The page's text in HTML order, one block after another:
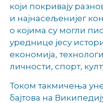
који покривају
и најнасељенијег
о којима су могли
уреднице јесу
економија,
личности, спорт,
Током такмичења
бајтова на